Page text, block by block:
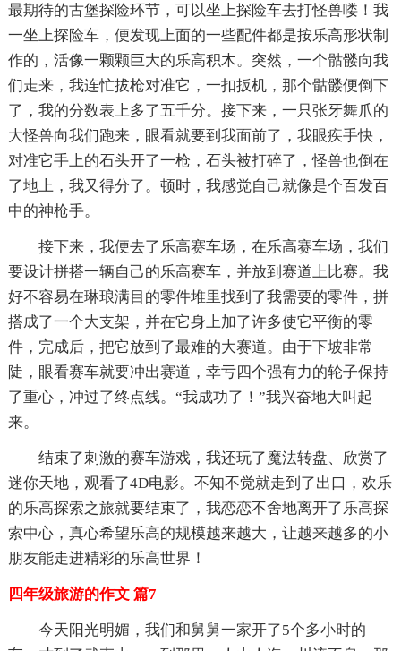
最期待的古堡探险环节，可以坐上探险车去打怪兽喽！我
一坐上探险车，便发现上面的一些配件都是按乐高形状制
作的，活像一颗颗巨大的乐高积木。突然，一个骷髅向我
们走来，我连忙拔枪对准它，一扣扳机，那个骷髅便倒下
了，我的分数表上多了五千分。接下来，一只张牙舞爪的
大怪兽向我们跑来，眼看就要到我面前了，我眼疾手快，
对准它手上的石头开了一枪，石头被打碎了，怪兽也倒在
了地上，我又得分了。顿时，我感觉自己就像是个百发百
中的神枪手。
接下来，我便去了乐高赛车场，在乐高赛车场，我们
要设计拼搭一辆自己的乐高赛车，并放到赛道上比赛。我
好不容易在琳琅满目的零件堆里找到了我需要的零件，拼
搭成了一个大支架，并在它身上加了许多使它平衡的零
件，完成后，把它放到了最难的大赛道。由于下坡非常
陡，眼看赛车就要冲出赛道，幸亏四个强有力的轮子保持
了重心，冲过了终点线。“我成功了！”我兴奋地大叫起
来。
结束了刺激的赛车游戏，我还玩了魔法转盘、欣赏了
迷你天地，观看了4D电影。不知不觉就走到了出口，欢乐
的乐高探索之旅就要结束了，我恋恋不舍地离开了乐高探
索中心，真心希望乐高的规模越来越大，让越来越多的小
朋友能走进精彩的乐高世界！
四年级旅游的作文 篇7
今天阳光明媚，我们和舅舅一家开了5个多小时的